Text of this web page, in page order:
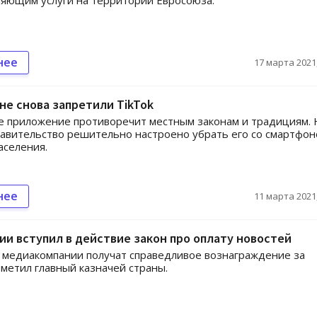
17 марта
снова запретили TikTok
приложение противоречит местным законам и традициям.
решительно настроено убрать его со
11 марта
вступил в действие закон про оплату новостей
получат справедливое вознаграждение за
главный казначей страны.